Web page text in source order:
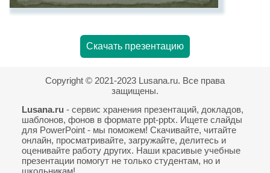
Скачать презентацию
Copyright © 2021-2023 Lusana.ru. Все права
защищены.
Lusana.ru - сервис хранения презентаций, докладов,
шаблонов, фонов в формате ppt-pptx. Ищете слайды
для PowerPoint - мы поможем! Скачивайте, читайте
онлайн, просматривайте, загружайте, делитесь и
оценивайте работу других. Наши красивые учебные
презентации помогут не только студентам, но и
школьникам!